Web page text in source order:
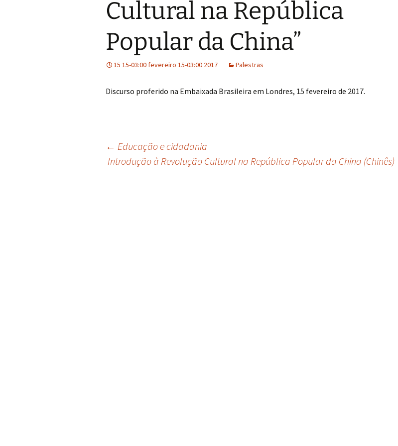
Cultural na República
Popular da China”
15 15-03:00 fevereiro 15-03:00 2017 Palestras
Discurso proferido na Embaixada Brasileira em Londres, 15 fevereiro de 2017.
Navegação
← Educação e cidadania
Introdução à Revolução Cultural na República Popular da China (Chinês)